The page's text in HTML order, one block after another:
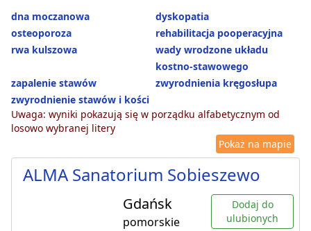
dna moczanowa
dyskopatia
osteoporoza
rehabilitacja pooperacyjna
rwa kulszowa
wady wrodzone układu
kostno-stawowego
zapalenie stawów
zwyrodnienia kręgosłupa
zwyrodnienie stawów i kości
Uwaga: wyniki pokazują się w porządku alfabetycznym od
losowo wybranej litery
Pokaż na mapie
ALMA Sanatorium Sobieszewo
Gdańsk
pomorskie
Dodaj do
ulubionych